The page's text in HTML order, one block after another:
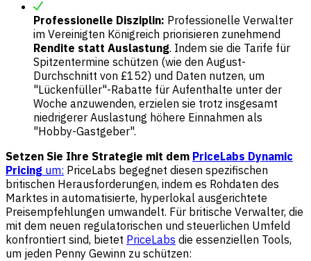
Professionelle Disziplin: Professionelle Verwalter
im Vereinigten Königreich priorisieren zunehmend
Rendite statt Auslastung. Indem sie die Tarife für
Spitzentermine schützen (wie den August-
Durchschnitt von £152) und Daten nutzen, um
"Lückenfüller"-Rabatte für Aufenthalte unter der
Woche anzuwenden, erzielen sie trotz insgesamt
niedrigerer Auslastung höhere Einnahmen als
"Hobby-Gastgeber".
Setzen Sie Ihre Strategie mit dem PriceLabs Dynamic
Pricing um: PriceLabs begegnet diesen spezifischen
britischen Herausforderungen, indem es Rohdaten des
Marktes in automatisierte, hyperlokal ausgerichtete
Preisempfehlungen umwandelt. Für britische Verwalter, die
mit dem neuen regulatorischen und steuerlichen Umfeld
konfrontiert sind, bietet PriceLabs die essenziellen Tools,
um jeden Penny Gewinn zu schützen: